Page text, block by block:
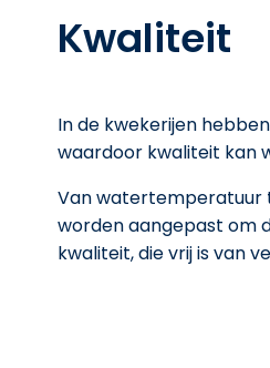
Kwaliteit
In de kwekerijen
waardoor kwaliteit kan
Van watertemperatuur
worden aangepast om
kwaliteit, die vrij is van